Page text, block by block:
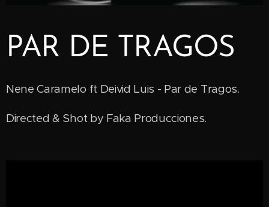
PAR DE TRAGOS
Nene Caramelo ft Deivid Luis - Par de Tragos.
Directed & Shot by Faka Producciones.